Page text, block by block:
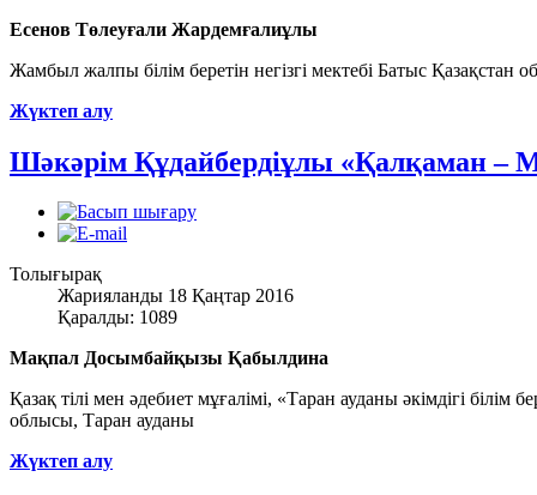
Есенов Төлеуғали Жардемғалиұлы
Жамбыл жалпы білім беретін негізгі мектебі Батыс Қазақстан
Жүктеп алу
Шәкәрім Құдайбердіұлы «Қалқаман –
Толығырақ
Жарияланды 18 Қаңтар 2016
Қаралды: 1089
Мақпал Досымбайқызы Қабылдина
Қазақ тілі мен әдебиет мұғалімі, «Таран ауданы әкімдігі
облысы, Таран ауданы
Жүктеп алу